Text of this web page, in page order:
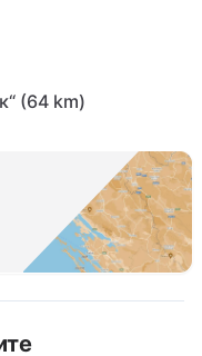
(64 km)